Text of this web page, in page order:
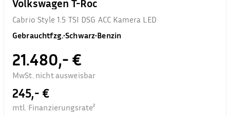
Volkswagen T-Roc
Cabrio Style 1.5 TSI DSG ACC Kamera LED
Gebrauchtfzg.•Schwarz•Benzin
21.480,- €
MwSt. nicht ausweisbar
245,- €
mtl. Finanzierungsrate²